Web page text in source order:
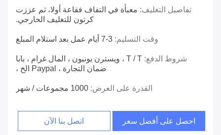
تفاصيل التغليف: معبأة في التفاف فقاعة أولا، ثم عززت
كرتون للتغليف الخارجي.
وقت التسليم: 3-7 أيام عمل بعد استلام المبلغ
شروط الدفع:
T / T ، ويسترن يونيون ، المال غرام ، بابا
ضمان التجارة ، Paypal الخ ،
القدرة على العرض: 1000 مجموعات / شهر
احصل على أفضل سعر اتصل بنا الآن